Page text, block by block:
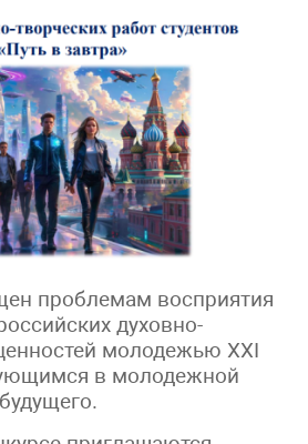
проблемам восприятия
духовно-
молодежью XXI
в молодежной